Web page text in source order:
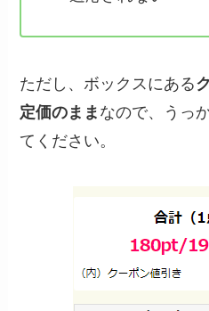
ただし、ボックスにある
定価のまま なので、うっ
てください。